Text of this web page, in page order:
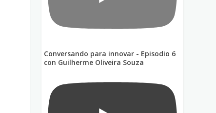
Conversando para innovar - Episodio 6
con Guilherme Oliveira Souza